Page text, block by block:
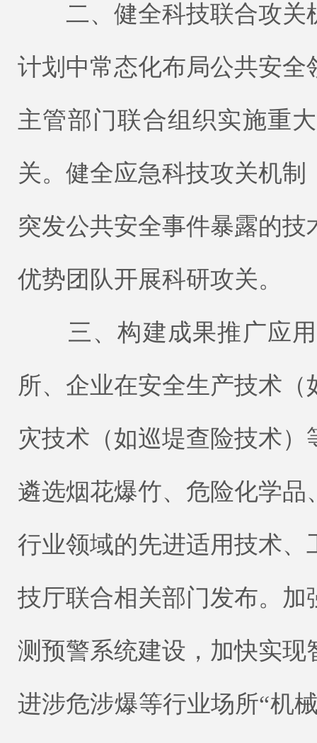
二、健全科技联合攻关
计划中常态化布局公共安
主管部门联合组织实施重
关。健全应急科技攻关机
突发公共安全事件暴露的
优势团队开展科研攻关。
三、构建成果推广应用
所、企业在安全生产技术
灾技术（如巡堤查险技术
遴选烟花爆竹、危险化学
行业领域的先进适用技术
技厅联合相关部门发布。
测预警系统建设，加快实
进涉危涉爆等行业场所“机